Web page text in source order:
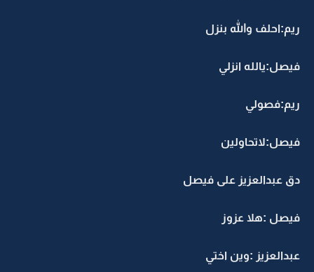
ريم:احلف والله بنزل
فيصل:يالله انزلي
ريم:فصولي
فيصل:لاتحاولين
دق عبدالعزيز على فيصل
فيصل :هلا عزوز
عبدالعزيز :وين اختي